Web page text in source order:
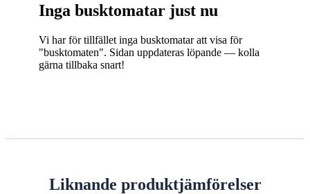
Inga busktomatar just nu
Vi har för tillfället inga busktomatar att visa för
"busktomaten". Sidan uppdateras löpande — kolla
gärna tillbaka snart!
Liknande produktjämförelser